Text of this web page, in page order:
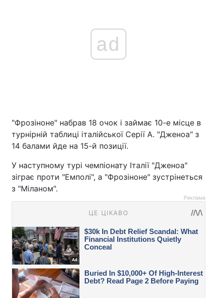
ad
"Фрозіноне" набрав 18 очок і займає 10-е місце в
турнірній таблиці італійської Серії А. "Дженоа" з
14 балами йде на 15-й позиції.
У наступному турі чемпіонату Італії "Дженоа"
зіграє проти "Емполі", а "Фрозіноне" зустрінеться
з "Міланом".
Реклама